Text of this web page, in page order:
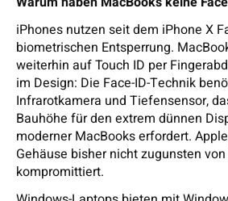
iPhones nutzen seit dem iPhone X
biometrischen Entsperrung.
weiterhin auf Touch ID per
im Design: Die Face-ID-Technik
Infrarotkamera und Tiefensensor,
Bauhöhe für den extrem dünnen
moderner MacBooks erfordert.
Gehäuse bisher nicht zugunsten von
kompromittiert.